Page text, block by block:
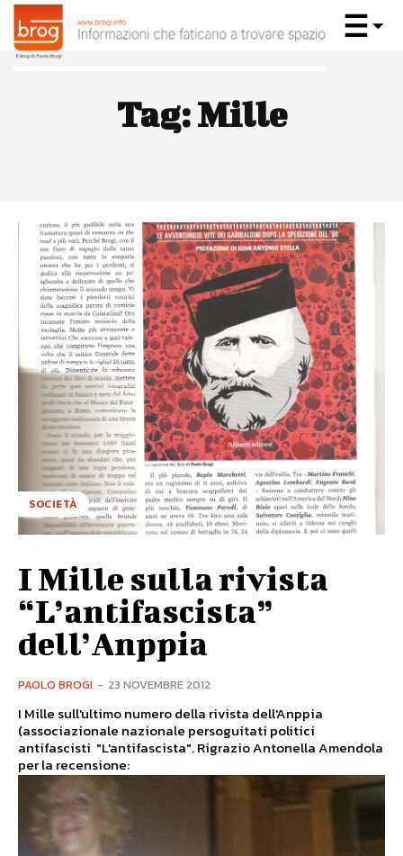
Tag:Mille
SOCIETÀ
I Mille sulla rivista
“L’antifascista”
dell’Anppia
PAOLO BROGI - 23 NOVEMBRE 2012
I Mille sull'ultimo numero della rivista dell'Anppia
(associazionale nazionale persoguitati politici
antifascisti "L'antifascista". Rigrazio Antonella Amendola
per la recensione: